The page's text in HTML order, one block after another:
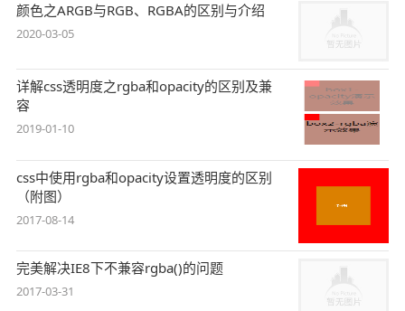
颜色之ARGB与RGB、RGBA的区别与介绍
2020-03-05
详解css透明度之rgba和opacity的区别及兼
容
2019-01-10
css中使用rgba和opacity设置透明度的区别
（附图）
2017-08-14
完美解决IE8下不兼容rgba()的问题
2017-03-31